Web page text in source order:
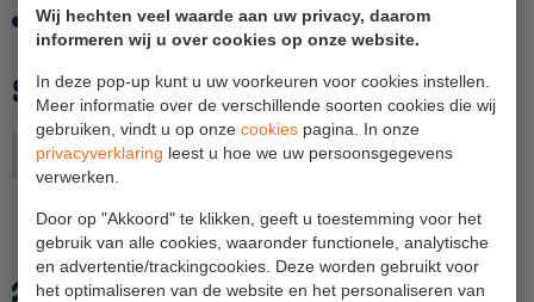
Wij hechten veel waarde aan uw privacy, daarom
informeren wij u over cookies op onze website.
In deze pop-up kunt u uw voorkeuren voor cookies instellen.
Meer informatie over de verschillende soorten cookies die wij
gebruiken, vindt u op onze cookies pagina. In onze
privacyverklaring leest u hoe we uw persoonsgegevens
verwerken.
Door op "Akkoord" te klikken, geeft u toestemming voor het
gebruik van alle cookies, waaronder functionele, analytische
en advertentie/trackingcookies. Deze worden gebruikt voor
het optimaliseren van de website en het personaliseren van
Hangbruginstallaties
Schilderwerkzaamheden
Gevelrenovatie
Industrieel onderhoud
Hoogwerkers
Telescoop hoogwerkers
Het doek is niet vlamonderhoudend.
SPECIFICATIES
Uitvoering breedte 305